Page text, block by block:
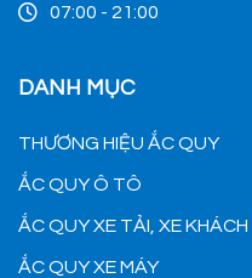
07:00 - 21:00
DANH MỤC
THƯƠNG HIỆU ẮC QUY
ẮC QUY Ô TÔ
ẮC QUY XE TẢI, XE KHÁCH
ẮC QUY XE MÁY